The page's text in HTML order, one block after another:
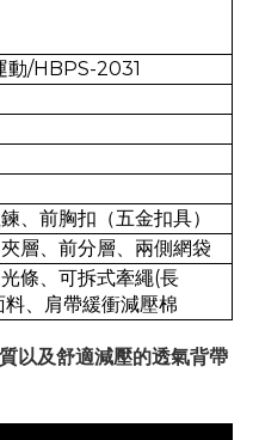
動/HBPS-2031
、前胸扣（五金扣具）
層、前分層、兩側網袋
條、可拆式牽繩(長
、肩帶緩衝減壓棉
以及舒適減壓的透氣背帶